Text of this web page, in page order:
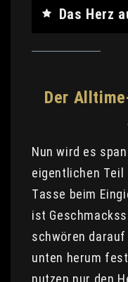
Das Herz
Der
Nun wird es
eigentlichen Teil
Tasse beim
ist
schwören
unten herum